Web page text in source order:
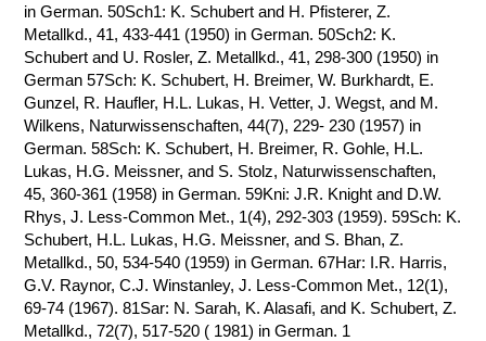
КОНТАКТЫ
in German. 50Sch1: K. Schubert and H. Pfisterer, Z.
Metallkd., 41, 433-441 (1950) in German. 50Sch2: K.
Schubert and U. Rosler, Z. Metallkd., 41, 298-300 (1950) in
German 57Sch: K. Schubert, H. Breimer, W. Burkhardt, E.
Gunzel, R. Haufler, H.L. Lukas, H. Vetter, J. Wegst, and M.
Wilkens, Naturwissenschaften, 44(7), 229- 230 (1957) in
German. 58Sch: K. Schubert, H. Breimer, R. Gohle, H.L.
Lukas, H.G. Meissner, and S. Stolz, Naturwissenschaften,
45, 360-361 (1958) in German. 59Kni: J.R. Knight and D.W.
Rhys, J. Less-Common Met., 1(4), 292-303 (1959). 59Sch: K.
Schubert, H.L. Lukas, H.G. Meissner, and S. Bhan, Z.
Metallkd., 50, 534-540 (1959) in German. 67Har: I.R. Harris,
G.V. Raynor, C.J. Winstanley, J. Less-Common Met., 12(1),
69-74 (1967). 81Sar: N. Sarah, K. Alasafi, and K. Schubert, Z.
Metallkd., 72(7), 517-520 ( 1981) in German. 1